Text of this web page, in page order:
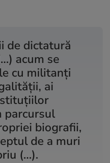
de dictatură
acum se
cu militanți
ai
parcursul
biografii,
de a muri
(…).